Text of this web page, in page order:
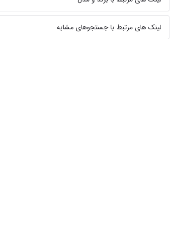
لینک های مرتبط با جستجوهای مشابه